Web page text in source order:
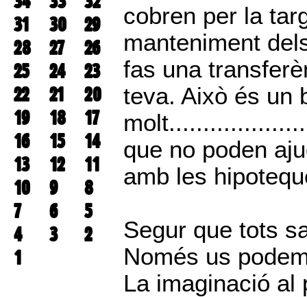
31
30
29
28
27
26
25
24
23
22
21
20
19
18
17
16
15
14
13
12
11
10
9
8
7
6
5
4
3
2
1
cobren per la
manteniment
fas una
teva. Això és un
que no poden
amb les
Segur que tots
Només us
La imaginació al